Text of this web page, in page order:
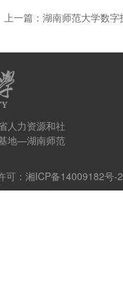
上一篇： 湖南师范大学数
人力资源和社
地—湖南师范
： 湘ICP备14009182号-2